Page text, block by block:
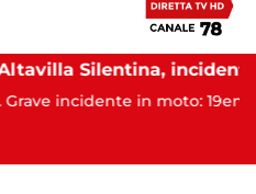
Altavilla Silentina, incidente in moto nella notte: 19enne in prognosi riservata
incidente in moto: 19enne in